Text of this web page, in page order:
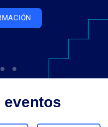
eventos